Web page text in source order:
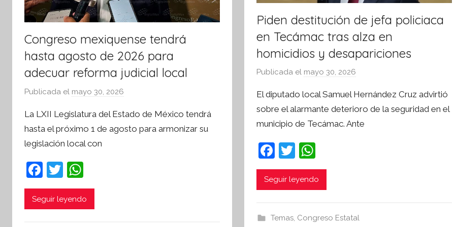
a
Congreso mexiquense tendrá
hasta agosto de 2026 para
adecuar reforma judicial local
Publicada el mayo 30, 2026
r
S
La LXII Legislatura del Estado de México tendrá
hasta el próximo 1 de agosto para armonizar su
legislación local con
F
a
c
T
w
itt
h
at
Seguir leyendo
Piden destitución de jefa policiaca
en Tecámac tras alza en
homicidios y desapariciones
Publicada el mayo 30, 2026
r
S
í
I
El diputado local Samuel Hernández Cruz advirtió
sobre el alarmante deterioro de la seguridad en el
municipio de Tecámac. Ante
F
a
c
b
T
w
itt
h
at
A
Seguir leyendo
Temas, Congreso Estatal